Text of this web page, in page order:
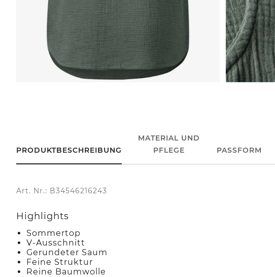
PRODUKTBESCHREIBUNG
MATERIAL UND
PFLEGE
PASSFORM
Art. Nr.: B34546216243
Highlights
Sommertop
V-Ausschnitt
Gerundeter Saum
Feine Struktur
Reine Baumwolle